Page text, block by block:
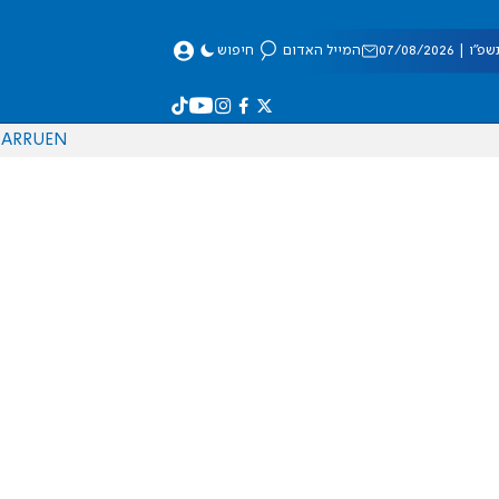
08/2026 המייל האדום חיפוש
EN
RU
AR